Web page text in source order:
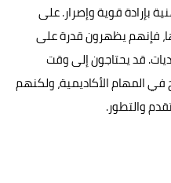
بإرادة قوية وإصرار. على
فإنهم يظهرون قدرة على
قد يحتاجون إلى وقت
المهام الأكاديمية، ولكنهم
والتطور.